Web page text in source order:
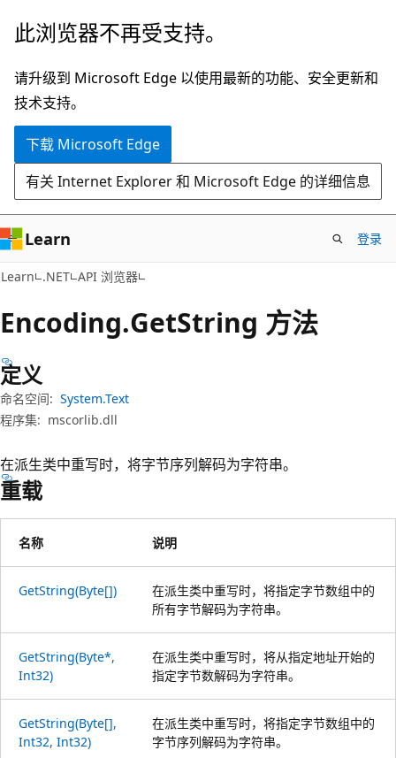
跳
主
要
内
跳
页
内
导
此浏览器不再受支持。
请升级到 Microsoft Edge 以使用最新的功能、安全更新和
技术支持。
下载 Microsoft Edge
有关 Internet Explorer 和 Microsoft Edge 的详细信息
Learn 登录
Learn .NET API 浏览器
Encoding.GetString 方法
定义
命名空间: System.Text
程序集: mscorlib.dll
在派生类中重写时，将字节序列解码为字符串。
重载
名称 说明
GetString(Byte[])
在派生类中重写时，将指定字节数组中的
所有字节解码为字符串。
GetString(Byte*,
Int32)
在派生类中重写时，将从指定地址开始的
指定字节数解码为字符串。
GetString(Byte[],
Int32, Int32)
在派生类中重写时，将指定字节数组中的
字节序列解码为字符串。